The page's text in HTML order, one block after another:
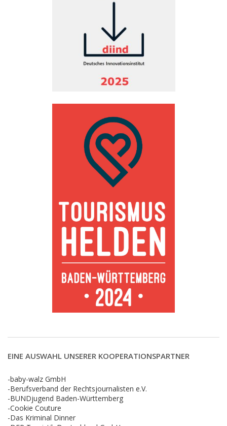
EINE AUSWAHL UNSERER KOOPERATIONSPARTNER
-baby-walz GmbH
-Berufsverband der Rechtsjournalisten e.V.
-BUNDjugend Baden-Württemberg
-Cookie Couture
-Das Kriminal Dinner